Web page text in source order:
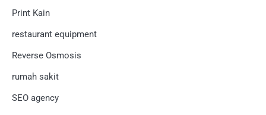
Print Kain
restaurant equipment
Reverse Osmosis
rumah sakit
SEO agency